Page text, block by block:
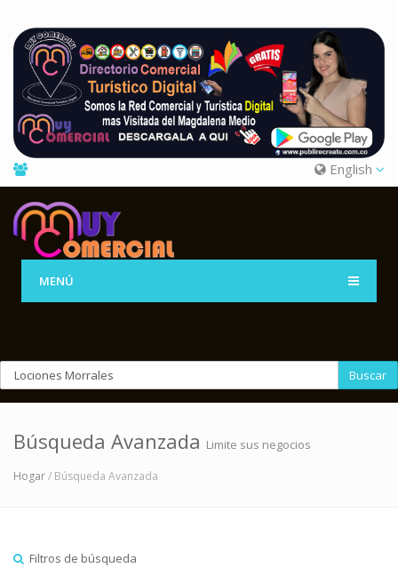
English
MENÚ
Buscar
Búsqueda Avanzada Limite sus negocios
Hogar/ Búsqueda Avanzada
Filtros de búsqueda